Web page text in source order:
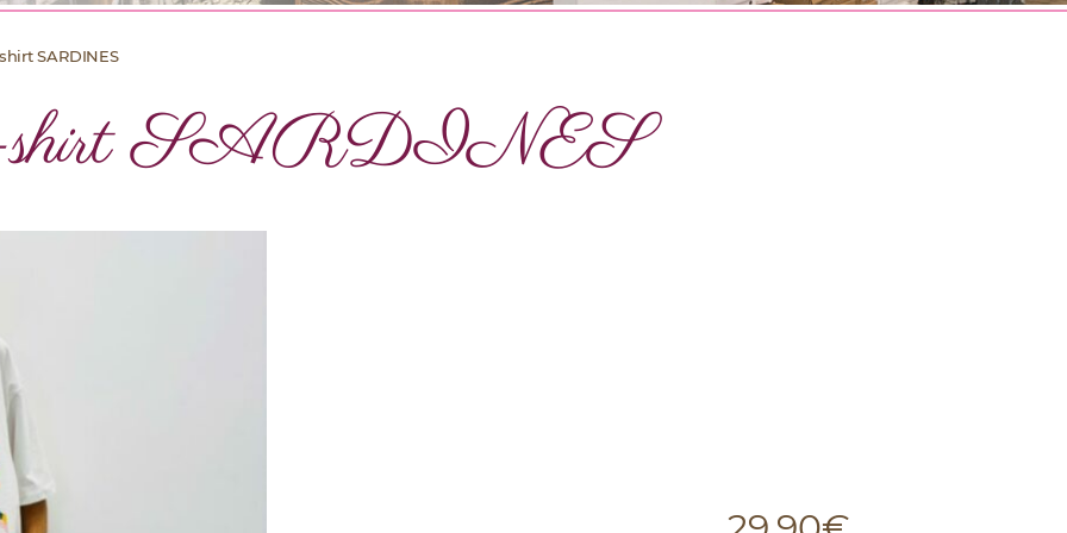
SARDINES
shirt SARDINES